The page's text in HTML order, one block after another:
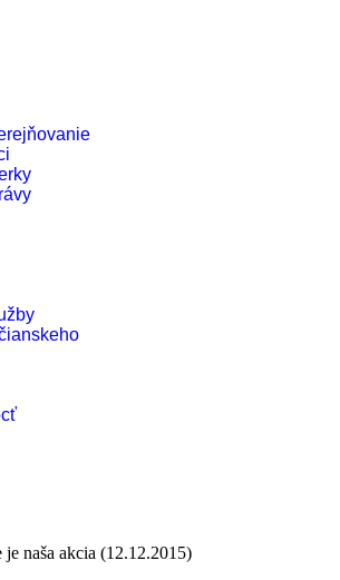
naša akcia (12.12.2015)